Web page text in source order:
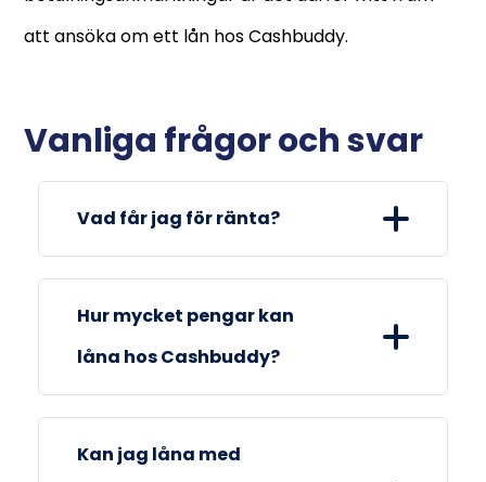
att ansöka om ett lån hos Cashbuddy.
Vanliga frågor och svar
Vad får jag för ränta?
Hur mycket pengar kan
låna hos Cashbuddy?
Kan jag låna med